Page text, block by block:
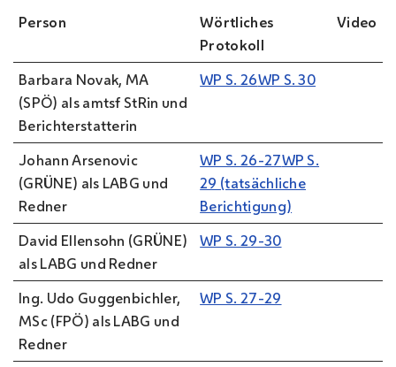
Person
Wörtliches
Protokoll
Video
Barbara Novak, MA
(SPÖ) als amtsf StRin und
Berichterstatterin
WP S. 26WP S. 30
Johann Arsenovic
(GRÜNE) als LABG und
Redner
WP S. 26-27WP S.
29 (tatsächliche
Berichtigung)
David Ellensohn (GRÜNE)
als LABG und Redner
WP S. 29-30
Ing. Udo Guggenbichler,
MSc (FPÖ) als LABG und
Redner
WP S. 27-29